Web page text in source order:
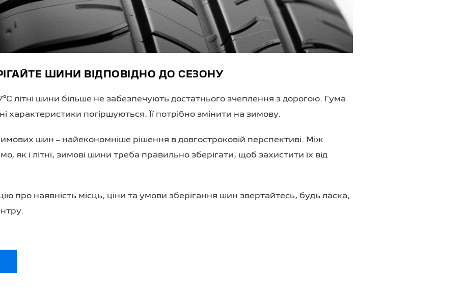
ШИНИ ВІДПОВІДНО ДО СЕЗОНУ
літні шини більше не забезпечують достатнього зчеплення з дорогою. Гума
характеристики погіршуються. Її потрібно змінити на зимову.
шин ‒ найекономніше рішення в довгостроковій перспективі. Між
як і літні, зимові шини треба правильно зберігати, щоб захистити їх від
про наявність місць, ціни та умови зберігання шин звертайтесь, будь ласка,